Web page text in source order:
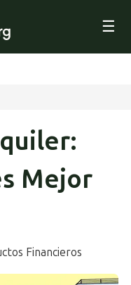
☰
Mejor
Financieros